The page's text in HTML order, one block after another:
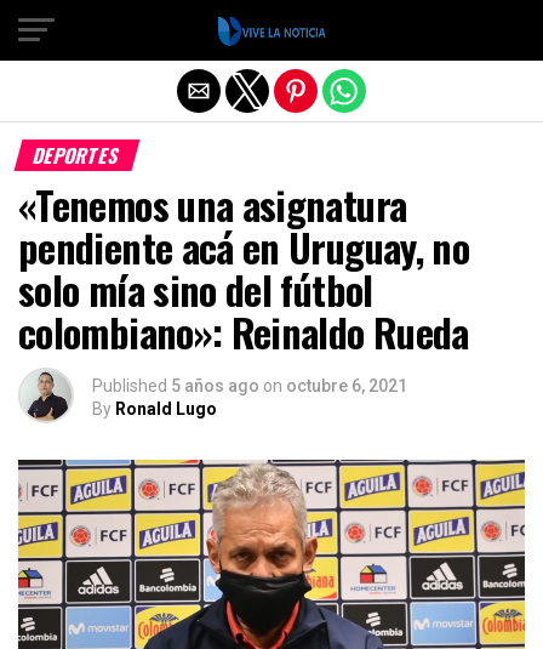
DEPORTES
«Tenemos una asignatura
pendiente acá en Uruguay, no
solo mía sino del fútbol
colombiano»: Reinaldo Rueda
Published 5 años ago on octubre 6, 2021
By Ronald Lugo
Salir de la versión móvil